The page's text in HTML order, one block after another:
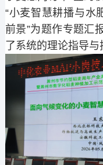
“小麦智慧耕播与水
前景”为题作专题汇
了系统的理论指导与